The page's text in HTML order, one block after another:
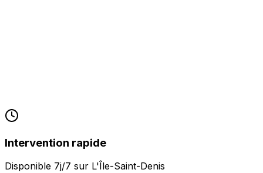
Intervention rapide
Disponible 7j/7 sur L'Île-Saint-Denis